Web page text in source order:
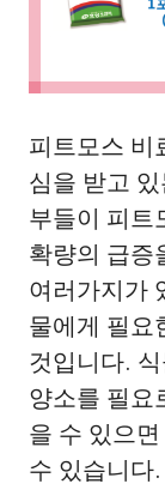
피트모스 비
심을 받고
부들이 피트
확량의 급증
여러가지가
물에게 필요
것입니다.
양소를 필요
을 수 있으
수 있습니다